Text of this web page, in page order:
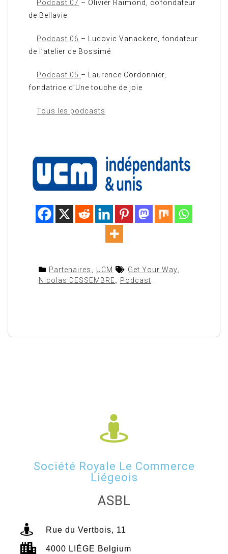
Podcast 07 – Olivier Raimond, cofondateur
de Bellavie
Podcast 06 – Ludovic Vanackere, fondateur
de l’atelier de Bossimé
Podcast 05 – Laurence Cordonnier,
fondatrice d’Une touche de joie
Tous les podcasts
Partenaires UCM Get Your Way
Nicolas DESSEMBRE
Podcast
Société Royale Le Commerce
Liégeois
ASBL
Rue du Vertbois, 11
4000 LIÈGE Belgium